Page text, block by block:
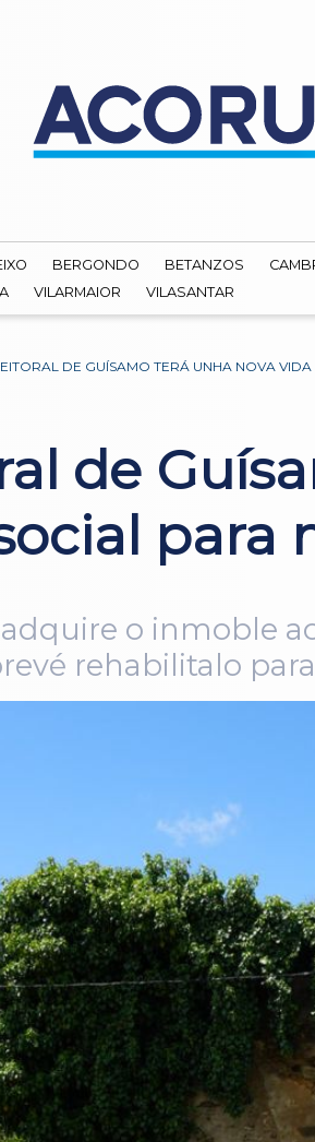
BERGONDO BETANZOS
VILARMAIOR VILASANTAR
DE GUÍSAMO TERÁ UNHA NOVA
de
para
o inmoble
rehabilitalo